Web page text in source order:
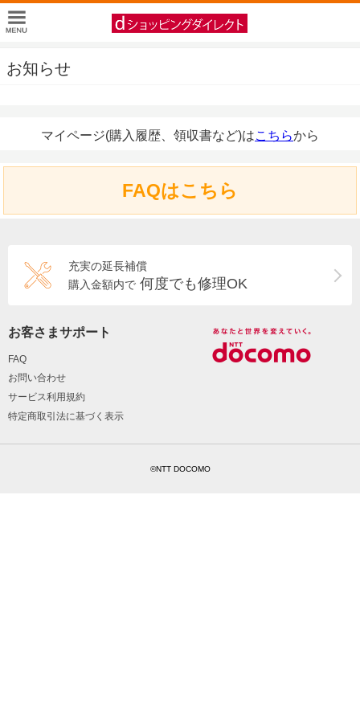
お知らせ
マイページ(購入履歴、領収書など)はこちらから
FAQはこちら
充実の延長補償
購入金額内で 何度でも修理OK
お客さまサポート
FAQ
お問い合わせ
サービス利用規約
特定商取引法に基づく表示
©NTT DOCOMO